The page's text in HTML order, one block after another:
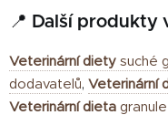
📍 Další produkty
Veterinární diety suché
dodavatelů, Veterinární
Veterinární dieta granule